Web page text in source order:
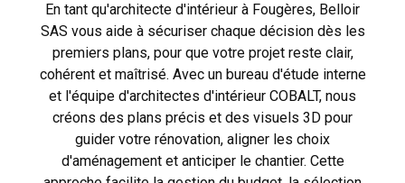
En tant qu'architecte d'intérieur à Fougères, Belloir
SAS vous aide à sécuriser chaque décision dès les
premiers plans, pour que votre projet reste clair,
cohérent et maîtrisé. Avec un bureau d'étude interne
et l'équipe d'architectes d'intérieur COBALT, nous
créons des plans précis et des visuels 3D pour
guider votre rénovation, aligner les choix
d'aménagement et anticiper le chantier. Cette